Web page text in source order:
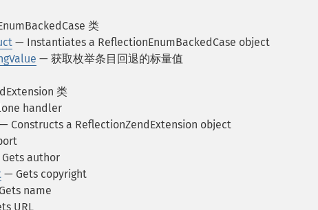
类
— Instantiates a ReflectionEnumBackedCase object
— 获取枚举条目回退的标量值
类
handler
— Constructs a ReflectionZendExtension object
author
— Gets copyright
name
URL